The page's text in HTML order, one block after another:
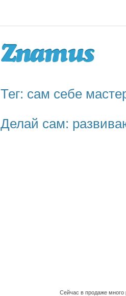
Тег: сам себе
Делай сам:
Сейчас в продаже много